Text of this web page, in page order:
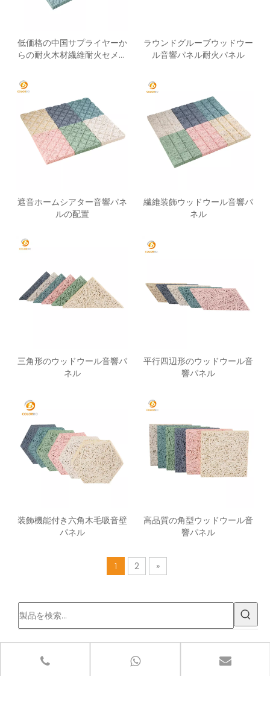
低価格の中国サプライヤーか
らの耐火木材繊維耐火セメン
ラウンドグルーブウッドウー
ル音響パネル耐火パネル
遮音ホームシアター音響パネ
ルの配置
繊維装飾ウッドウール音響パ
ネル
三角形のウッドウール音響パ
ネル
平行四辺形のウッドウール音
響パネル
装飾機能付き六角木毛吸音壁
パネル
高品質の角型ウッドウール音
響パネル
1 2 »